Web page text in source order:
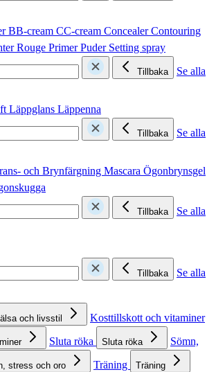
BB-cream CC-cream ConcealerContouring
Rouge PrimerPuder Setting spray
Tillbaka
Se alla
Läppglans Läppenna
Tillbaka
Se alla
och Brynfärgning Mascara Ögonbrynsgel
Tillbaka
Se alla
Tillbaka
Se alla
och livsstil Kosttillskott och vitaminer
Sluta röka Sluta röka
Sömn,
stress och oro Träning Träning